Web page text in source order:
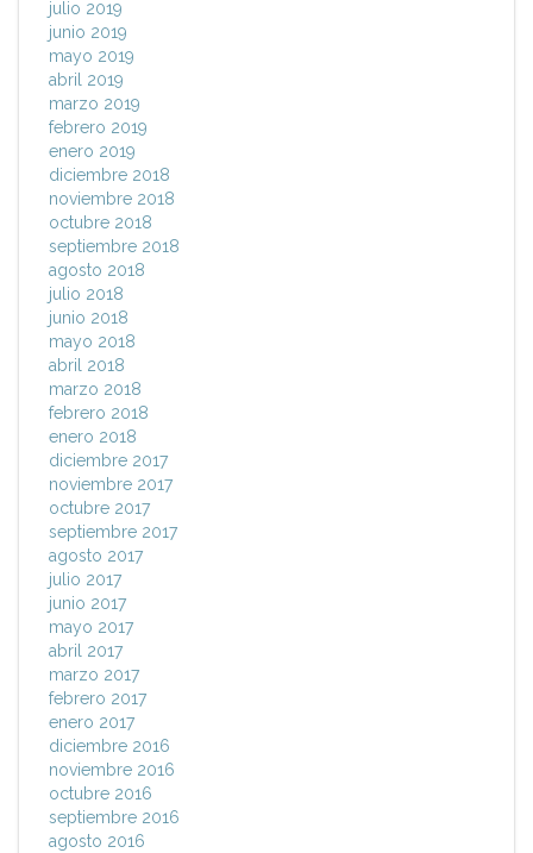
julio 2019
junio 2019
mayo 2019
abril 2019
marzo 2019
febrero 2019
enero 2019
diciembre 2018
noviembre 2018
octubre 2018
septiembre 2018
agosto 2018
julio 2018
junio 2018
mayo 2018
abril 2018
marzo 2018
febrero 2018
enero 2018
diciembre 2017
noviembre 2017
octubre 2017
septiembre 2017
agosto 2017
julio 2017
junio 2017
mayo 2017
abril 2017
marzo 2017
febrero 2017
enero 2017
diciembre 2016
noviembre 2016
octubre 2016
septiembre 2016
agosto 2016